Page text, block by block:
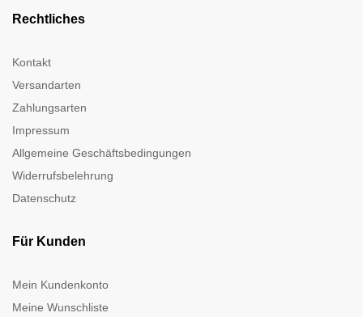
Rechtliches
Kontakt
Versandarten
Zahlungsarten
Impressum
Allgemeine Geschäftsbedingungen
Widerrufsbelehrung
Datenschutz
Für Kunden
Mein Kundenkonto
Meine Wunschliste